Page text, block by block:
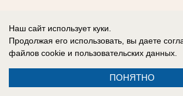
Наш сайт использует куки.
Продолжая его использовать, вы даете
файлов cookie и пользовательских данных.
ПОНЯТНО